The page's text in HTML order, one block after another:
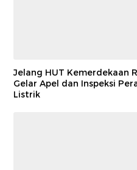
Jelang HUT Kemerdekaan
Gelar Apel dan Inspeksi
Listrik